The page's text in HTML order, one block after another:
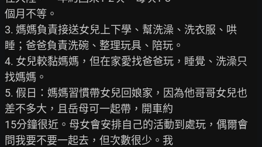
個月不等。
3. 媽媽負責接送女兒上下學、幫洗澡、洗衣服、哄
睡；爸爸負責洗碗、整理玩具、陪玩。
4. 女兒較黏媽媽，但在家愛找爸爸玩，睡覺、洗澡只
找媽媽。
5. 假日：媽媽習慣帶女兒回娘家，因為他哥哥女兒也
差不多大，且岳母可一起帶，開車約
15分鐘很近。母女會安排自己的活動到處玩，偶爾會
問我要不要一起去，但次數很少。我